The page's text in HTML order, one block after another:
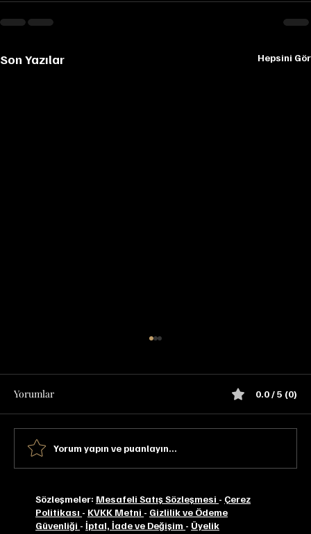
Son Yazılar Hepsini Gör
Laphroaig 18 YO Tadım Notu
Yorumlar 0.0 / 5 (0)
Yorum yapın ve puanlayın...
Sözleşmeler: Mesafeli Satış Sözleşmesi - Çerez
Politikası - KVKK Metni - Gizlilik ve Ödeme
Güvenliği -İptal, İade ve Değişim - Üyelik